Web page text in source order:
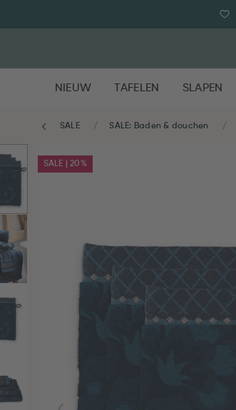
NIEUW TAFELEN SLAPEN
SALE SALE: Baden & douchen
SALE | 20%